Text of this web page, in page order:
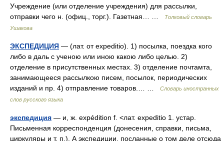
Учреждение (или отделение учреждения) для рассылки,
отправки чего н. (офиц., торг.). Газетная… …
Толковый словарь
Ушакова
ЭКСПЕДИЦИЯ — (лат. от expeditio). 1) посылка, поездка кого
либо в даль с ученою или иною какою либо целью. 2)
отделение в присутственных местах. 3) отделение почтамта,
занимающееся рассылкою писем, посылок, периодических
изданий и пр. 4) отправление товаров.… …
Словарь иностранных
слов русского языка
экспедиция — и, ж. expédition f. <лат. expeditio 1. устар.
Письменная корреспонденция (донесения, справки, письма,
циркуляры и т. п.). А экспедиции, посланные о том деле отсюда